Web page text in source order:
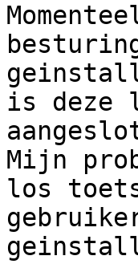
is deze
Mijn
los